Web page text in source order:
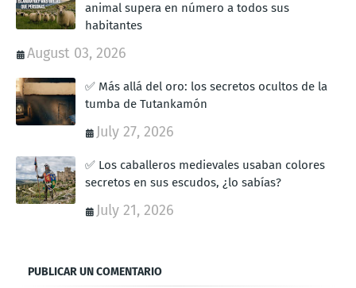
animal supera en número a todos sus
habitantes
August 03, 2026
✅ Más allá del oro: los secretos ocultos de la
tumba de Tutankamón
July 27, 2026
✅ Los caballeros medievales usaban colores
secretos en sus escudos, ¿lo sabías?
July 21, 2026
PUBLICAR UN COMENTARIO